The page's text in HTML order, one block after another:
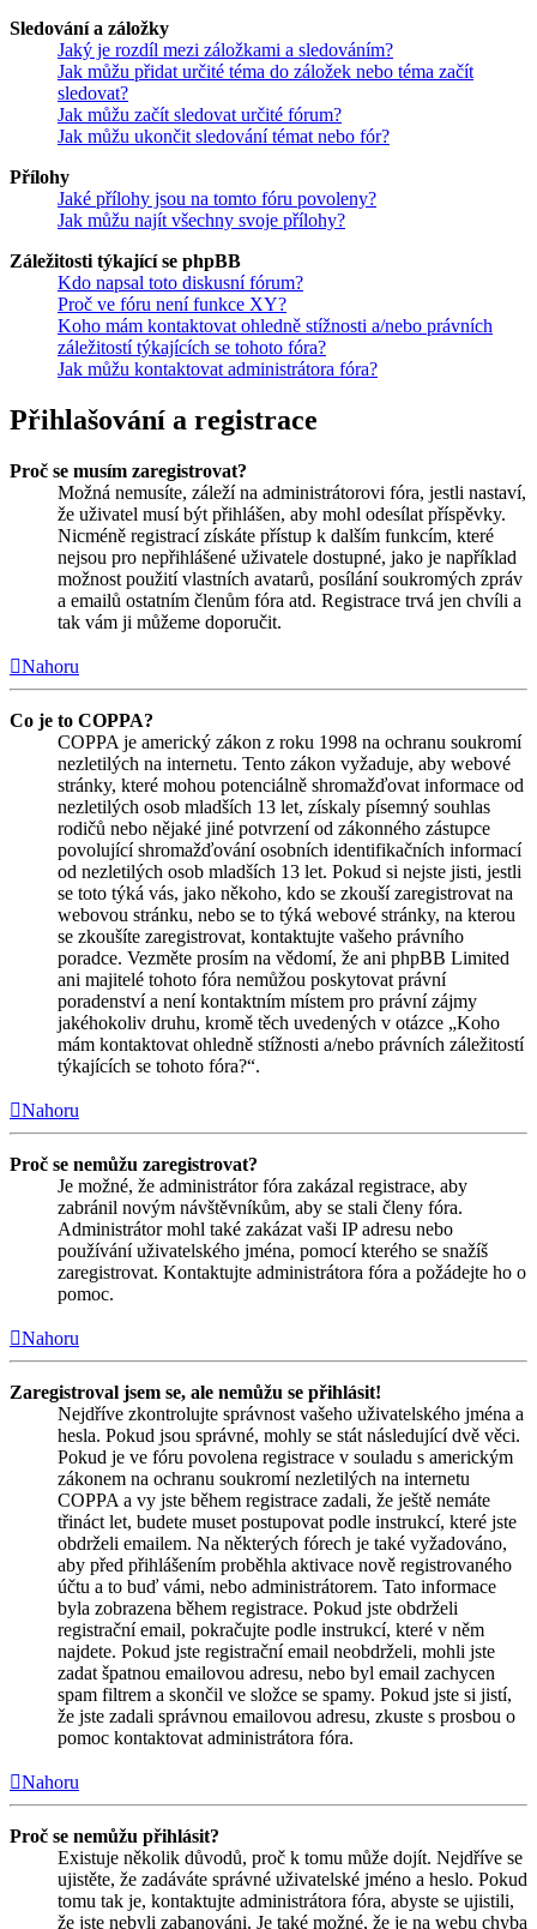
Sledování a záložky
Jaký je rozdíl mezi záložkami a sledováním?
Jak můžu přidat určité téma do záložek nebo téma začít
sledovat?
Jak můžu začít sledovat určité fórum?
Jak můžu ukončit sledování témat nebo fór?
Přílohy
Jaké přílohy jsou na tomto fóru povoleny?
Jak můžu najít všechny svoje přílohy?
Záležitosti týkající se phpBB
Kdo napsal toto diskusní fórum?
Proč ve fóru není funkce XY?
Koho mám kontaktovat ohledně stížnosti a/nebo právních
záležitostí týkajících se tohoto fóra?
Jak můžu kontaktovat administrátora fóra?
Přihlašování a registrace
Proč se musím zaregistrovat?
Možná nemusíte, záleží na administrátorovi fóra, jestli nastaví,
že uživatel musí být přihlášen, aby mohl odesílat příspěvky.
Nicméně registrací získáte přístup k dalším funkcím, které
nejsou pro nepřihlášené uživatele dostupné, jako je například
možnost použití vlastních avatarů, posílání soukromých zpráv
a emailů ostatním členům fóra atd. Registrace trvá jen chvíli a
tak vám ji můžeme doporučit.
Nahoru
Co je to COPPA?
COPPA je americký zákon z roku 1998 na ochranu soukromí
nezletilých na internetu. Tento zákon vyžaduje, aby webové
stránky, které mohou potenciálně shromažďovat informace od
nezletilých osob mladších 13 let, získaly písemný souhlas
rodičů nebo nějaké jiné potvrzení od zákonného zástupce
povolující shromažďování osobních identifikačních informací
od nezletilých osob mladších 13 let. Pokud si nejste jisti, jestli
se toto týká vás, jako někoho, kdo se zkouší zaregistrovat na
webovou stránku, nebo se to týká webové stránky, na kterou
se zkoušíte zaregistrovat, kontaktujte vašeho právního
poradce. Vezměte prosím na vědomí, že ani phpBB Limited
ani majitelé tohoto fóra nemůžou poskytovat právní
poradenství a není kontaktním místem pro právní zájmy
jakéhokoliv druhu, kromě těch uvedených v otázce „Koho
mám kontaktovat ohledně stížnosti a/nebo právních záležitostí
týkajících se tohoto fóra?“.
Nahoru
Proč se nemůžu zaregistrovat?
Je možné, že administrátor fóra zakázal registrace, aby
zabránil novým návštěvníkům, aby se stali členy fóra.
Administrátor mohl také zakázat vaši IP adresu nebo
používání uživatelského jména, pomocí kterého se snažíš
zaregistrovat. Kontaktujte administrátora fóra a požádejte ho o
pomoc.
Nahoru
Zaregistroval jsem se, ale nemůžu se přihlásit!
Nejdříve zkontrolujte správnost vašeho uživatelského jména a
hesla. Pokud jsou správné, mohly se stát následující dvě věci.
Pokud je ve fóru povolena registrace v souladu s americkým
zákonem na ochranu soukromí nezletilých na internetu
COPPA a vy jste během registrace zadali, že ještě nemáte
třináct let, budete muset postupovat podle instrukcí, které jste
obdrželi emailem. Na některých fórech je také vyžadováno,
aby před přihlášením proběhla aktivace nově registrovaného
účtu a to buď vámi, nebo administrátorem. Tato informace
byla zobrazena během registrace. Pokud jste obdrželi
registrační email, pokračujte podle instrukcí, které v něm
najdete. Pokud jste registrační email neobdrželi, mohli jste
zadat špatnou emailovou adresu, nebo byl email zachycen
spam filtrem a skončil ve složce se spamy. Pokud jste si jistí,
že jste zadali správnou emailovou adresu, zkuste s prosbou o
pomoc kontaktovat administrátora fóra.
Nahoru
Proč se nemůžu přihlásit?
Existuje několik důvodů, proč k tomu může dojít. Nejdříve se
ujistěte, že zadáváte správné uživatelské jméno a heslo. Pokud
tomu tak je, kontaktujte administrátora fóra, abyste se ujistili,
že jste nebyli zabanováni. Je také možné, že je na webu chyba